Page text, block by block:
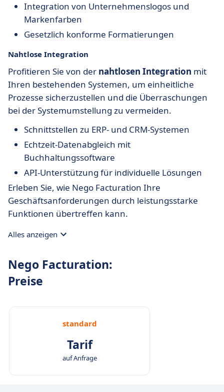
Integration von Unternehmenslogos und
Markenfarben
Gesetzlich konforme Formatierungen
Nahtlose Integration
Profitieren Sie von der nahtlosen Integration mit
Ihren bestehenden Systemen, um einheitliche
Prozesse sicherzustellen und die Überraschungen
bei der Systemumstellung zu vermeiden.
Schnittstellen zu ERP- und CRM-Systemen
Echtzeit-Datenabgleich mit
Buchhaltungssoftware
API-Unterstützung für individuelle Lösungen
Erleben Sie, wie Nego Facturation Ihre
Geschäftsanforderungen durch leistungsstarke
Funktionen übertreffen kann.
Alles anzeigen
Nego Facturation:
Preise
standard
Tarif
auf Anfrage